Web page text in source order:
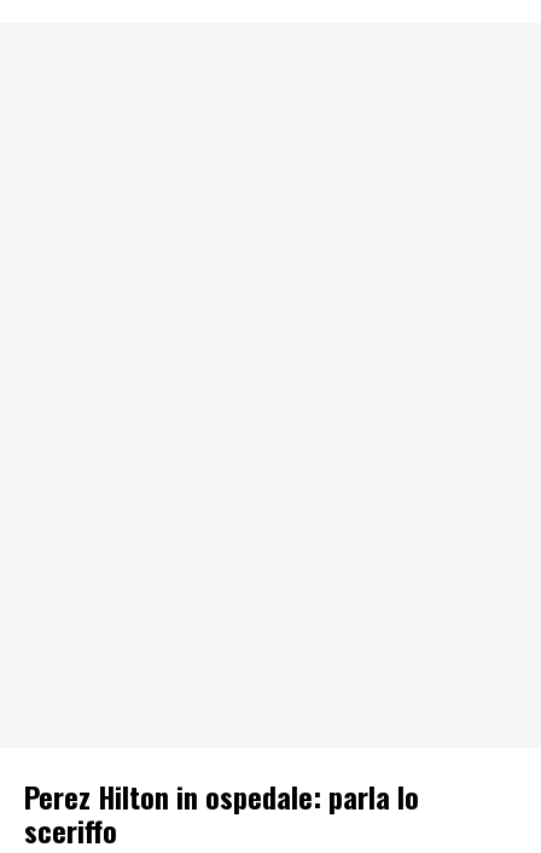
Perez Hilton in ospedale: parla lo
sceriffo